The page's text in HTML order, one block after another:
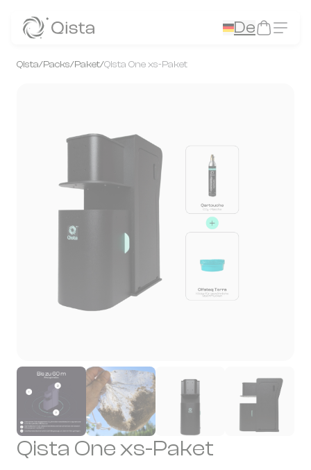
De
Qista/Packs/Paket/Qista One xs-Paket
Qista One xs-Paket